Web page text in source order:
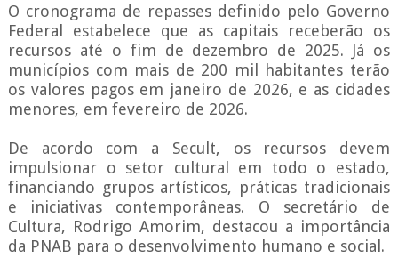
O cronograma de repasses definido pelo Governo
Federal estabelece que as capitais receberão os
recursos até o fim de dezembro de 2025. Já os
municípios com mais de 200 mil habitantes terão
os valores pagos em janeiro de 2026, e as cidades
menores, em fevereiro de 2026.
De acordo com a Secult, os recursos devem
impulsionar o setor cultural em todo o estado,
financiando grupos artísticos, práticas tradicionais
e iniciativas contemporâneas. O secretário de
Cultura, Rodrigo Amorim, destacou a importância
da PNAB para o desenvolvimento humano e social.